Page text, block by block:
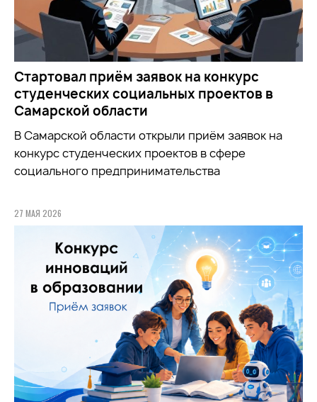
Стартовал приём заявок на конкурс
студенческих социальных проектов в
Самарской области
В Самарской области открыли приём заявок на
конкурс студенческих проектов в сфере
социального предпринимательства
27 МАЯ 2026